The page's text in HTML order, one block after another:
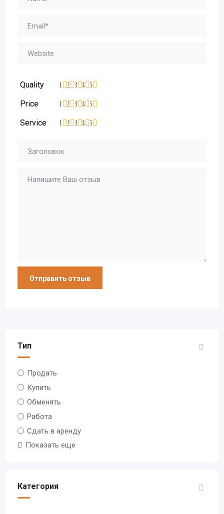
Quality 5
4
3
2
1
Price 5
4
3
2
1
Service 5
4
3
2
1
Тип
Продать
Купить
Обменять
Работа
Сдать в аренду
Показать еще
Категория